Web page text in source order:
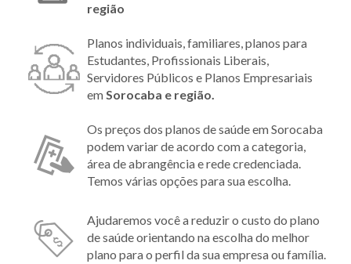
região
Planos individuais, familiares, planos para
Estudantes, Profissionais Liberais,
Servidores Públicos e Planos Empresariais
emSorocaba e região.
Os preços dos planos de saúde em Sorocaba
podem variar de acordo com a categoria,
área de abrangência e rede credenciada.
Temos várias opções para sua escolha.
Ajudaremos você a reduzir o custo do plano
de saúde orientando na escolha do melhor
plano para o perfil da sua empresa ou família.